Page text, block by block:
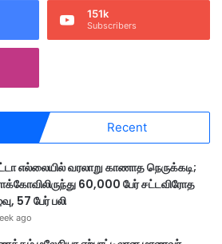
151k
Subscribers
Recent
எல்லையில் வரலாறு காணாத நெருக்கடி;
60,000 பேர் சட்டவிரோத
57 பேர் பலி
ago